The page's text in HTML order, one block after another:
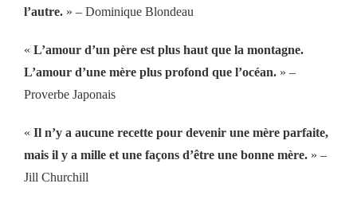
l’autre.» – Dominique Blondeau
« L’amour d’un père est plus haut que la montagne.
L’amour d’une mère plus profond que l’océan.» –
Proverbe Japonais
« Il n’y a aucune recette pour devenir une mère parfaite,
mais il y a mille et une façons d’être une bonne mère.» –
Jill Churchill